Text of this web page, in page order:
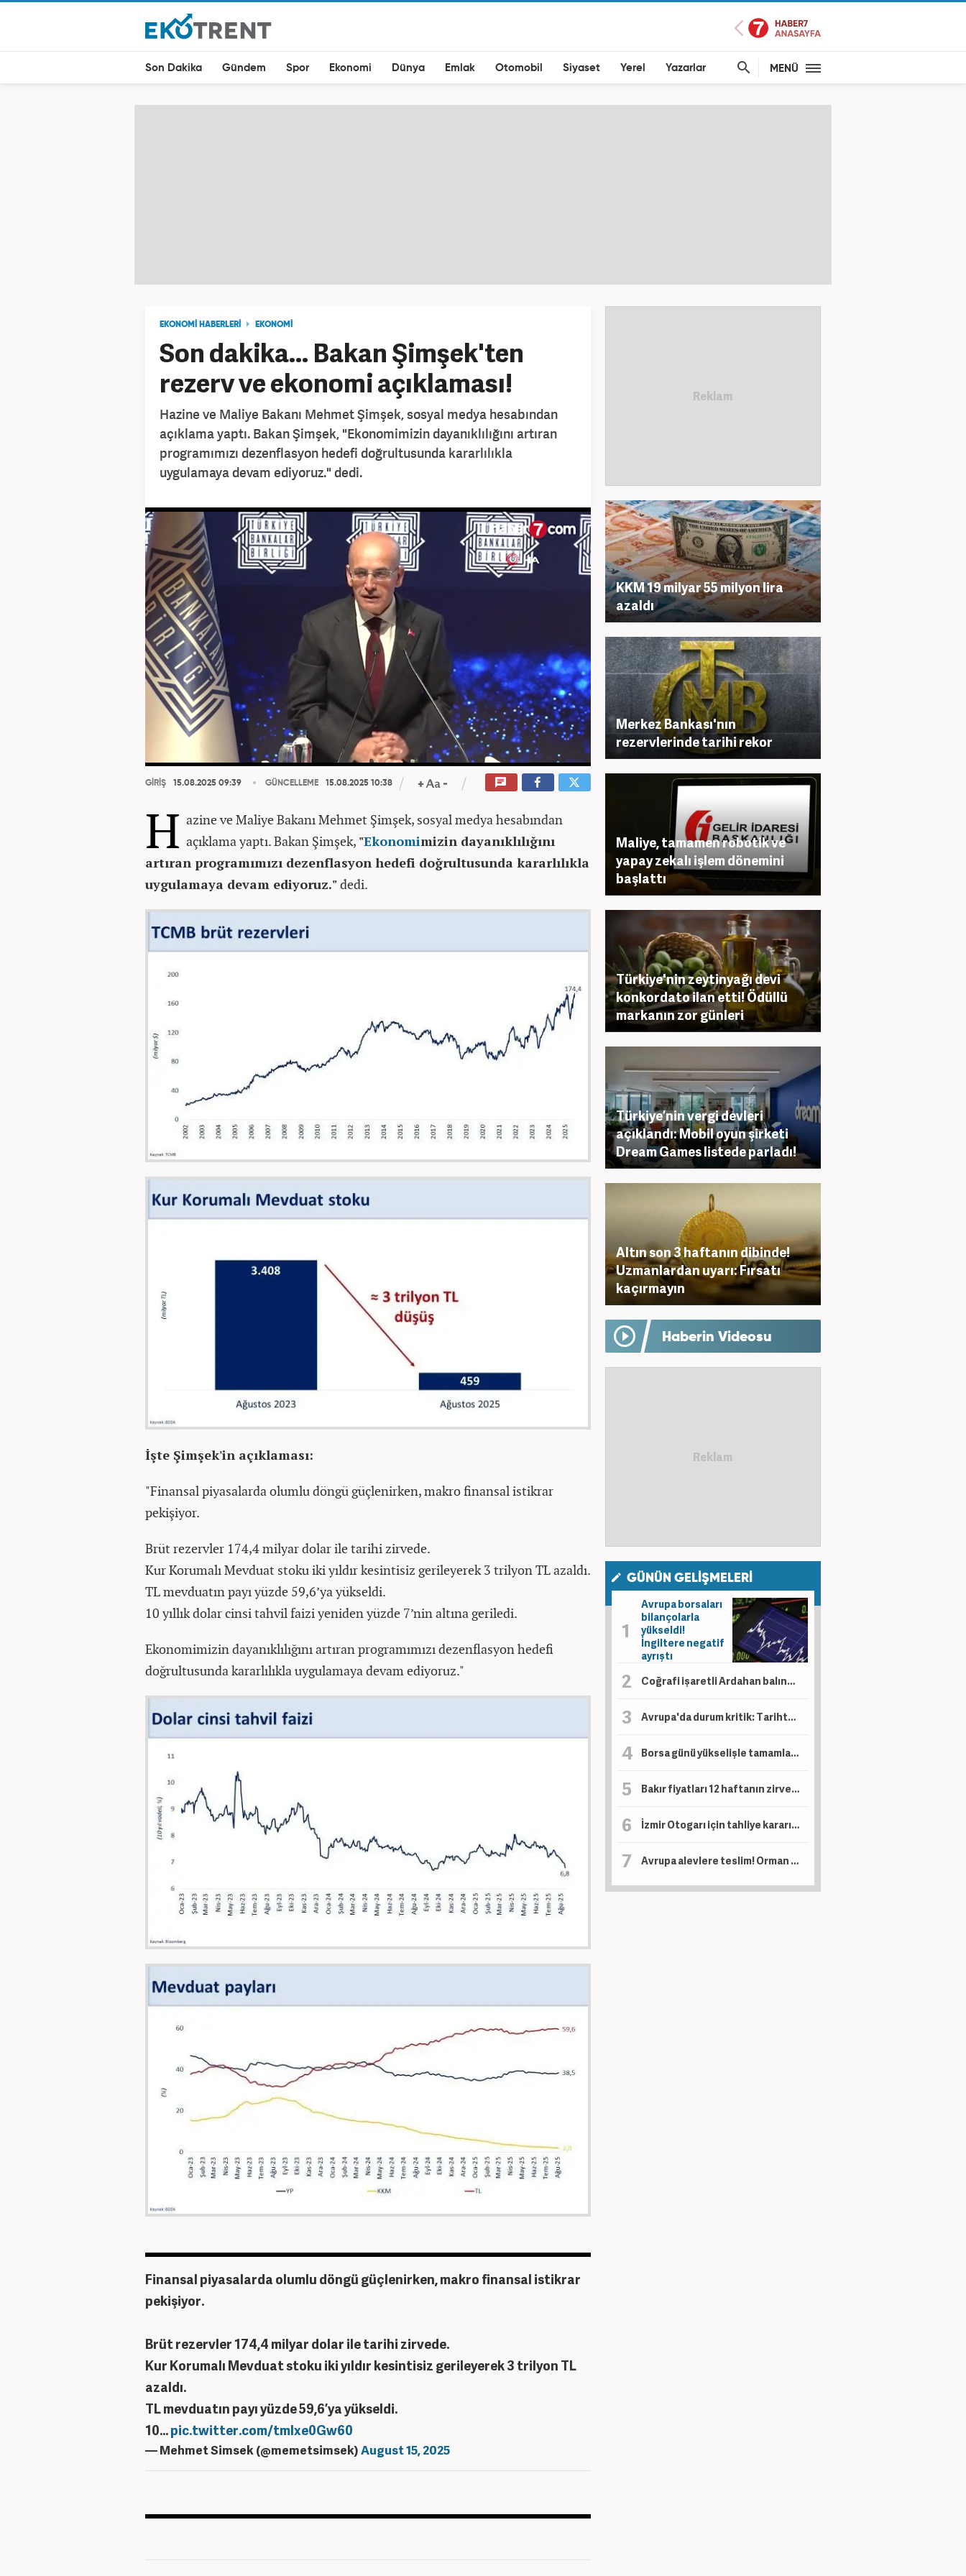
Son Dakika Gündem Spor Ekonomi Dünya Emlak Otomobil Siyaset Yerel Yazarlar MENÜ
EKONOMİ HABERLERİ EKONOMİ
Son dakika... Bakan Şimşek'ten
rezerv ve ekonomi açıklaması!
Hazine ve Maliye Bakanı Mehmet Şimşek, sosyal medya hesabından
açıklama yaptı. Bakan Şimşek, "Ekonomimizin dayanıklılığını artıran
programımızı dezenflasyon hedefi doğrultusunda kararlılıkla
uygulamaya devam ediyoruz." dedi.
GİRİŞ 15.08.2025 09:39 GÜNCELLEME 15.08.2025 10:38
H azine ve Maliye Bakanı Mehmet Şimşek, sosyal medya hesabından
açıklama yaptı. Bakan Şimşek, "Ekonomimizin dayanıklılığını
artıran programımızı dezenflasyon hedefi doğrultusunda kararlılıkla
uygulamaya devam ediyoruz."dedi.
İşte Şimşek'in açıklaması:
"Finansal piyasalarda olumlu döngü güçlenirken, makro finansal istikrar
pekişiyor.
Brüt rezervler 174,4 milyar dolar ile tarihi zirvede.
Kur Korumalı Mevduat stoku iki yıldır kesintisiz gerileyerek 3 trilyon TL azaldı.
TL mevduatın payı yüzde 59,6’ya yükseldi.
10 yıllık dolar cinsi tahvil faizi yeniden yüzde 7’nin altına geriledi.
Ekonomimizin dayanıklılığını artıran programımızı dezenflasyon hedefi
doğrultusunda kararlılıkla uygulamaya devam ediyoruz."
Finansal piyasalarda olumlu döngü güçlenirken, makro finansal istikrar
pekişiyor.
Brüt rezervler 174,4 milyar dolar ile tarihi zirvede.
Kur Korumalı Mevduat stoku iki yıldır kesintisiz gerileyerek 3 trilyon TL
azaldı.
TL mevduatın payı yüzde 59,6’ya yükseldi.
10…pic.twitter.com/tmlxe0Gw60
— Mehmet Simsek (@memetsimsek)August 15, 2025
KKM 19 milyar 55 milyon lira
azaldı
Merkez Bankası'nın
rezervlerinde tarihi rekor
Maliye, tamamen robotik ve
yapay zekalı işlem dönemini
başlattı
Türkiye'nin zeytinyağı devi
konkordato ilan etti! Ödüllü
markanın zor günleri
Türkiye’nin vergi devleri
açıklandı: Mobil oyun şirketi
Dream Games listede parladı!
Altın son 3 haftanın dibinde!
Uzmanlardan uyarı: Fırsatı
kaçırmayın
Haberin Videosu
GÜNÜN GELİŞMELERİ
Avrupa borsaları
bilançolarla
yükseldi!
İngiltere negatif
ayrıştı
Coğrafi işaretli Ardahan balında hasat başladı!
Avrupa'da durum kritik: Tarihte böylesi görülmedi
Borsa günü yükselişle tamamladı! En çok kazandıran belli oldu
Bakır fiyatları 12 haftanın zirvesinde!
İzmir Otogarı için tahliye kararı! Yargıtay son noktayı koydu
Avrupa alevlere teslim! Orman yangınlarının faturası 19 milyar avroyu aştı